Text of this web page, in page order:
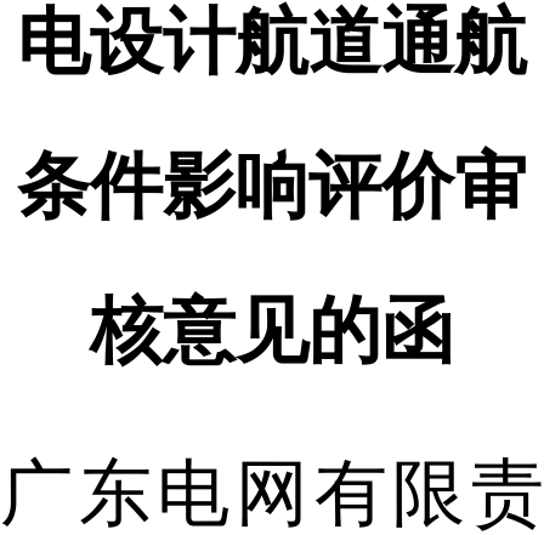
电设计航道通航
条件影响评价审
核意见的函
广东电网有限责